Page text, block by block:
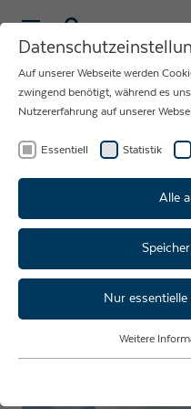
NEUIGKEITEN
RUND UM
STRAMA-MPS
Throwback
Auf unserer Webseite werden
zwingend benötigt, während es
Nutzererfahrung auf unserer
Essentiell Statistik
Alle
Nur
Essentielle Cookies werden für
Weitere